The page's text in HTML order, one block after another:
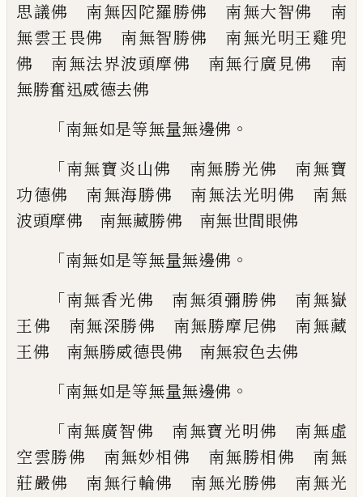
思議佛 南無因陀羅勝佛 南無大智佛 南
無雲王畏佛 南無智勝佛 南無光明王雞兜
佛 南無法界波頭摩佛 南無行廣見佛
南
無勝奮迅威德去佛
「南無如是等無量無邊佛 。
「南無寶炎山佛 南無勝光佛 南無寶
功德佛 南無海勝佛 南無法光明佛 南無
波頭摩佛 南無藏勝佛 南無世間眼佛
「南無如是等無量無邊佛 。
「南無香光佛 南無須彌勝佛 南無嶽
王佛 南無深勝佛 南無勝摩尼佛 南無藏
王佛 南無勝威德畏佛 南無寂色去佛
「南無如是等無量無邊佛 。
「南無廣智佛 南無寶光明佛 南無虛
空雲勝佛 南無妙相佛 南無勝相佛 南無
莊嚴佛 南無行輪佛 南無光勝佛 南無光